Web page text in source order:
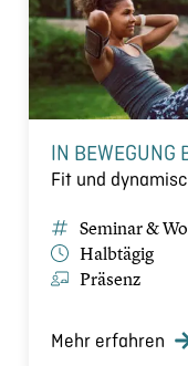
IN BEWEGUNG
Fit und
Seminar &
Halbtägig
Präsenz
Mehr erfahren